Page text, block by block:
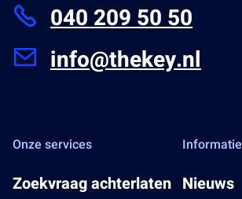
040 209 50 50
info@thekey.nl
Onze services
Zoekvraag achterlaten
Informatie
Nieuws